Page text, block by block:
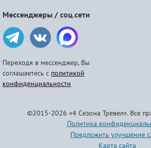
Мессенджеры / соц.сети
Переходя в мессенджер, Вы
соглашаетесь с политикой
конфиденциальности
©2015-2026 «4 Сезона Тревел». Все
Политика
Предложить улучшение
Карта сайта